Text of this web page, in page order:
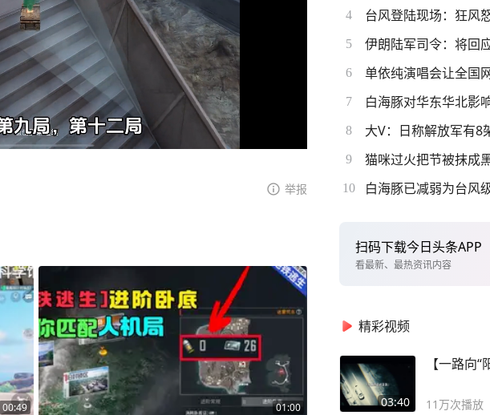
举报
00:49 01:00
4 台风登陆现场：狂风
5 伊朗陆军司令：将回
6 单依纯演唱会让全国
7 白海豚对华东华北影
8 大V：日称解放军有8
9 猫咪过火把节被抹成
10 白海豚已减弱为台风
扫码下载今日头条APP
看最新、最热资讯内容
精彩视频
03:40
【一路向“
11万次播放